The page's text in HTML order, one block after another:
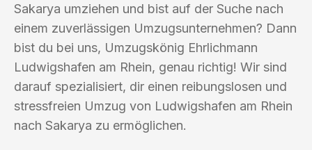
Sakarya umziehen und bist auf der Suche nach
einem zuverlässigen Umzugsunternehmen? Dann
bist du bei uns, Umzugskönig Ehrlichmann
Ludwigshafen am Rhein, genau richtig! Wir sind
darauf spezialisiert, dir einen reibungslosen und
stressfreien Umzug von Ludwigshafen am Rhein
nach Sakarya zu ermöglichen.